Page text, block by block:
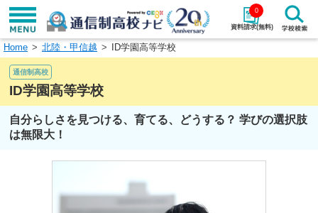
資料請求(無料)
0
学校名で探す
エリアから探す 特徴から探す
Home 北陸・甲信越 ID学園高等学校
通信制高校
ID学園高等学校
自分らしさを見つける、育てる、どうする？ 学びの選択肢
は無限大！